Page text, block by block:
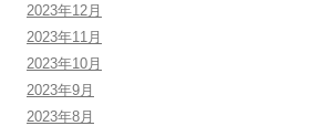
2023年12月
2023年11月
2023年10月
2023年9月
2023年8月